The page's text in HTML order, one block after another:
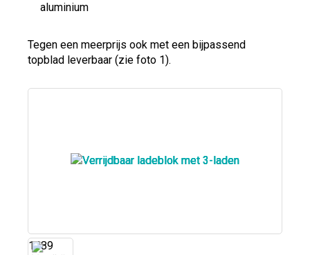
aluminium
Tegen een meerprijs ook met een bijpassend
topblad leverbaar (zie foto 1).
1489